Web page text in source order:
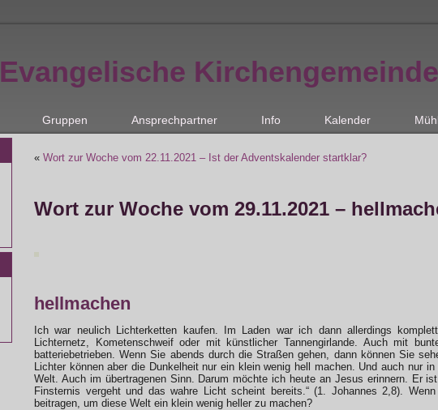
Evangelische
Gruppen Ansprechpartner Info Kalender
« Wort zur Woche vom 22.11.2021 – Ist der Adventskalender startklar?
Wort zur Woche vom 29.11.2021 –
hellmachen
Ich war neulich Lichterketten kaufen. Im Laden war ich dann allerdings
Lichternetz, Kometenschweif oder mit künstlicher Tannengirlande. Auch mit
batteriebetrieben. Wenn Sie abends durch die Straßen gehen, dann können Sie
Lichter können aber die Dunkelheit nur ein klein wenig hell machen. Und auch nur
Welt. Auch im übertragenen Sinn. Darum möchte ich heute an Jesus erinnern. Er
Finsternis vergeht und das wahre Licht scheint bereits.“ (1. Johannes 2,8).
beitragen, um diese Welt ein klein wenig heller zu machen?